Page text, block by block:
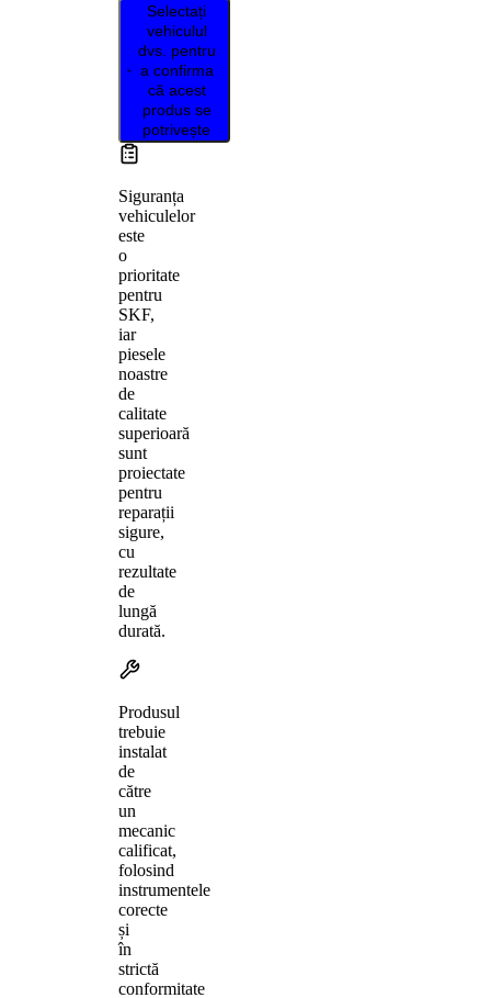
Selectați
vehiculul
dvs. pentru
a confirma
că acest
produs se
potrivește
Siguranța
vehiculelor
este
o
prioritate
pentru
SKF,
iar
piesele
noastre
de
calitate
superioară
sunt
proiectate
pentru
reparații
sigure,
cu
rezultate
de
lungă
durată.
Produsul
trebuie
instalat
de
către
un
mecanic
calificat,
folosind
instrumentele
corecte
și
în
strictă
conformitate